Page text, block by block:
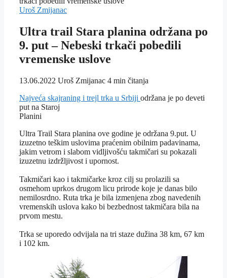
Uroš Zmijanac
Ultra trail Stara planina održana po
9. put – Nebeski trkači pobedili
vremenske uslove
13.06.2022 Uroš Zmijanac 4 min čitanja
Najveća skajraning i trejl trka u Srbiji održana je po deveti
put na Staroj
Planini
Ultra Trail Stara planina ove godine je održana 9.put. U
izuzetno teškim uslovima praćenim obilnim padavinama,
jakim vetrom i slabom vidljivošću takmičari su pokazali
izuzetnu izdržljivost i upornost.
Takmičari kao i takmičarke kroz cilj su prolazili sa
osmehom uprkos drugom licu prirode koje je danas bilo
nemilosrdno. Ruta trka je bila izmenjena zbog navedenih
vremenskih uslova kako bi bezbednost takmičara bila na
prvom mestu.
Trka se uporedo odvijala na tri staze dužina 38 km, 67 km
i 102 km.